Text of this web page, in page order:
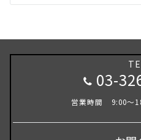
03-
営業時間 9:00～